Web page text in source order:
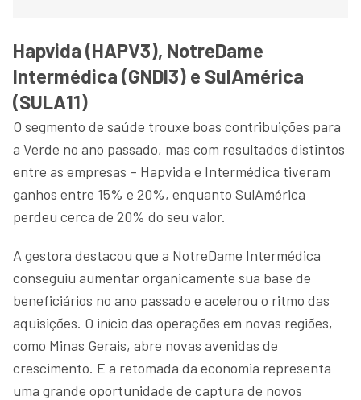
Hapvida (HAPV3), NotreDame
Intermédica (GNDI3) e SulAmérica
(SULA11)
O segmento de saúde trouxe boas contribuições para
a Verde no ano passado, mas com resultados distintos
entre as empresas – Hapvida e Intermédica tiveram
ganhos entre 15% e 20%, enquanto SulAmérica
perdeu cerca de 20% do seu valor.
A gestora destacou que a NotreDame Intermédica
conseguiu aumentar organicamente sua base de
beneficiários no ano passado e acelerou o ritmo das
aquisições. O início das operações em novas regiões,
como Minas Gerais, abre novas avenidas de
crescimento. E a retomada da economia representa
uma grande oportunidade de captura de novos